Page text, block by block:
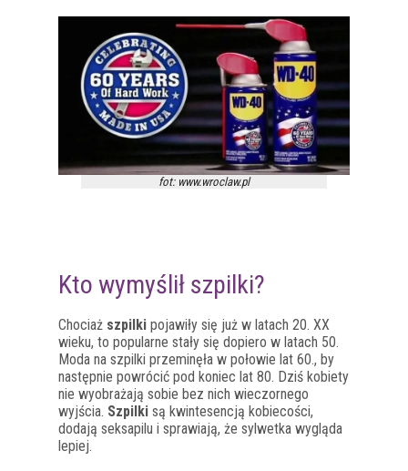
fot: www.wroclaw.pl
Kto wymyślił szpilki?
Chociaż szpilki pojawiły się już w latach 20. XX
wieku, to popularne stały się dopiero w latach 50.
Moda na szpilki przeminęła w połowie lat 60., by
następnie powrócić pod koniec lat 80. Dziś kobiety
nie wyobrażają sobie bez nich wieczornego
wyjścia. Szpilki są kwintesencją kobiecości,
dodają seksapilu i sprawiają, że sylwetka wygląda
lepiej.